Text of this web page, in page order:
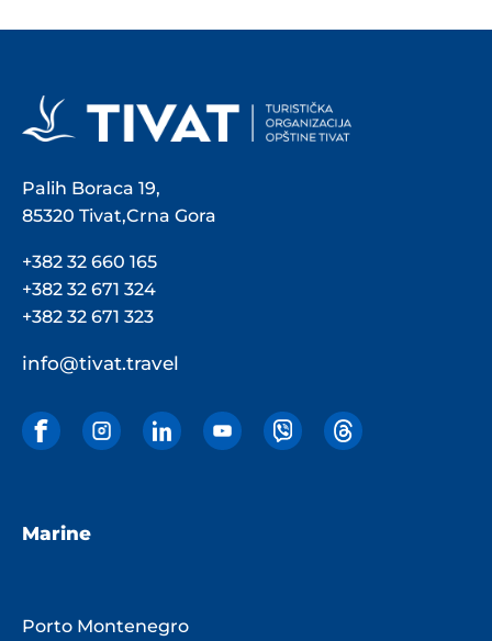
Palih Boraca 19,
85320 Tivat,Crna Gora
+382 32 660 165
+382 32 671 324
+382 32 671 323
info@tivat.travel
Marine
Porto Montenegro